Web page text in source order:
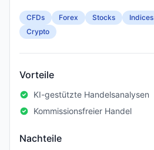
CFDs Forex Stocks Indices
Crypto
Vorteile
KI-gestützte Handelsanalysen
Kommissionsfreier Handel
Nachteile